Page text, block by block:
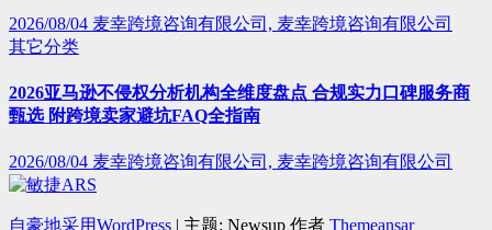
2026/08/04 麦幸跨境咨询有限公司, 麦幸跨境咨询有限公司
其它分类
2026亚马逊不侵权分析机构全维度盘点 合规实力口碑服务商
甄选 附跨境卖家避坑FAQ全指南
2026/08/04 麦幸跨境咨询有限公司, 麦幸跨境咨询有限公司
自豪地采用WordPress | 主题: Newsup 作者 Themeansar